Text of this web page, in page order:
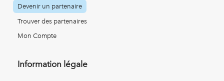
Devenir un partenaire
Trouver des partenaires
Mon Compte
Information légale